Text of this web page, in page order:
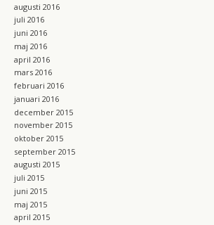
augusti 2016
juli 2016
juni 2016
maj 2016
april 2016
mars 2016
februari 2016
januari 2016
december 2015
november 2015
oktober 2015
september 2015
augusti 2015
juli 2015
juni 2015
maj 2015
april 2015